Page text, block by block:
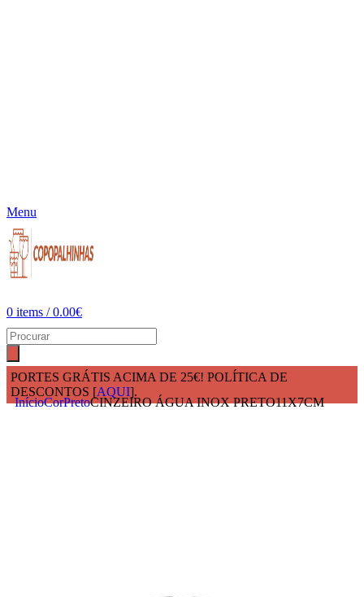
Menu
0 items / 0.00€
PORTES GRÁTIS ACIMA DE 25€! POLÍTICA DE
DESCONTOS [AQUI].
InícioCorPretoCINZEIRO ÁGUA INOX PRETO11X7CM